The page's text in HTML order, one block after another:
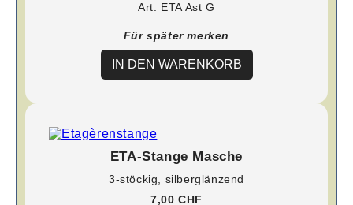
Art. ETA Ast G
Für später merken
IN DEN WARENKORB
ETA-Stange Masche
3-stöckig, silberglänzend
7,00 CHF